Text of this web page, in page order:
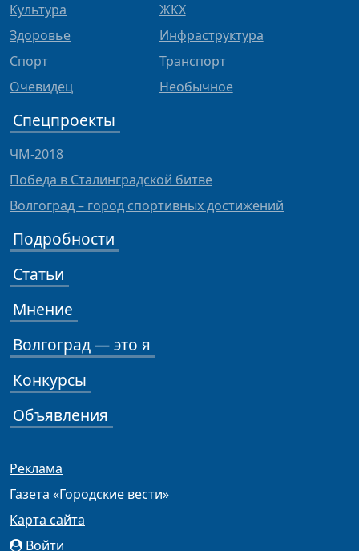
Культура
Здоровье
Спорт
Очевидец
ЖКХ
Инфраструктура
Транспорт
Необычное
Спецпроекты
ЧМ-2018
Победа в Сталинградской битве
Волгоград – город спортивных достижений
Подробности
Статьи
Мнение
Волгоград — это я
Конкурсы
Объявления
Реклама
Газета «Городские вести»
Карта сайта
Войти